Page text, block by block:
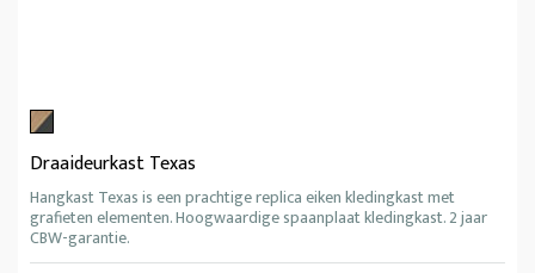
Draaideurkast Texas
Hangkast Texas is een prachtige replica eiken kledingkast met
grafieten elementen. Hoogwaardige spaanplaat kledingkast. 2 jaar
CBW-garantie.